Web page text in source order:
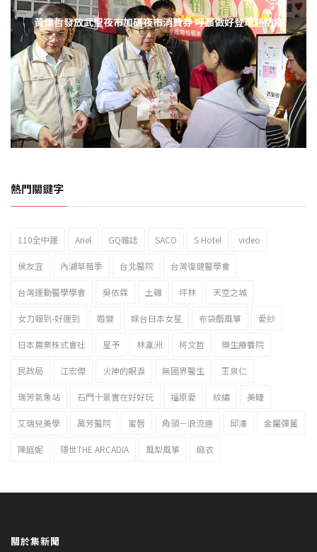
黃偉哲發放武聖夜市加碼夜市消費券 呼籲做好登革熱防疫
熱門關鍵字
110全中運 Ariel GQ雜誌 SACO S Hotel video
侯友宜 內湖草莓季 台北醫院 台灣復健醫學會
台灣運動醫學學會 吳依霖 土雞 坪林 天空之城
女力報到-好運到 婚變 嫁台日本女星 布袋戲風箏 愛紗
日本農業株式會社 星予 林瀛洲 柯文哲 樂生療養院
民政局 江宏傑 火神的眼淚 無國界醫生 王泉仁
瑞芳氣象站 石門十景實在好好玩 福原愛 紋繡 美睫
艾瑞兒美學 萬芳醫院 蜜唇 角頭－浪流連 邱澤 金屬彈簧
陳庭妮 隱世THE ARCADIA 風梨風箏 麻衣
關於集新聞